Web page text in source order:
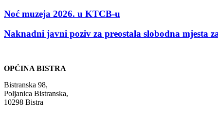
Noć muzeja 2026. u KTCB-u
Naknadni javni poziv za preostala slobodna mjesta
OPĆINA BISTRA
Bistranska 98,
Poljanica Bistranska,
10298 Bistra